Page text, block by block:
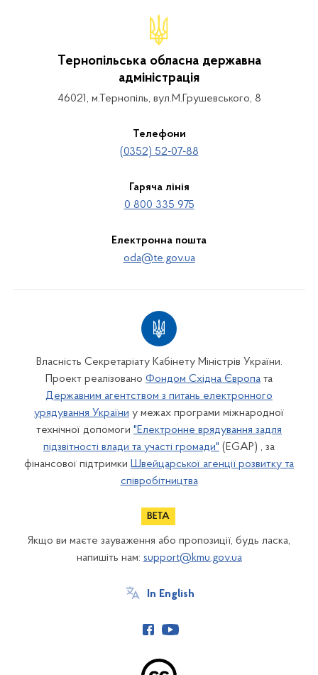
Тернопільська обласна державна
адміністрація
46021, м.Тернопіль, вул.М.Грушевського, 8
Телефони
(0352) 52-07-88
Гаряча лінія
0 800 335 975
Електронна пошта
oda@te.gov.ua
Власність Секретаріату Кабінету Міністрів України.
Проект реалізовано Фондом Східна Європа та
Державним агентством з питань електронного
урядування України у межах програми міжнародної
технічної допомоги "Електронне врядування задля
підзвітності влади та участі громади" (EGAP) , за
фінансової підтримки Швейцарської агенції розвитку та
співробітництва
Якщо ви маєте зауваження або пропозиції, будь ласка,
напишіть нам: support@kmu.gov.ua
In English